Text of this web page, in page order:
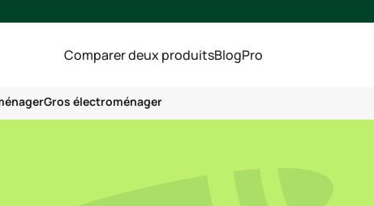
Comparer deux produitsBlogPro
Gros électroménager